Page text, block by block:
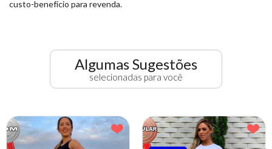
custo-benefício para revenda.
Algumas Sugestões
selecionadas para você